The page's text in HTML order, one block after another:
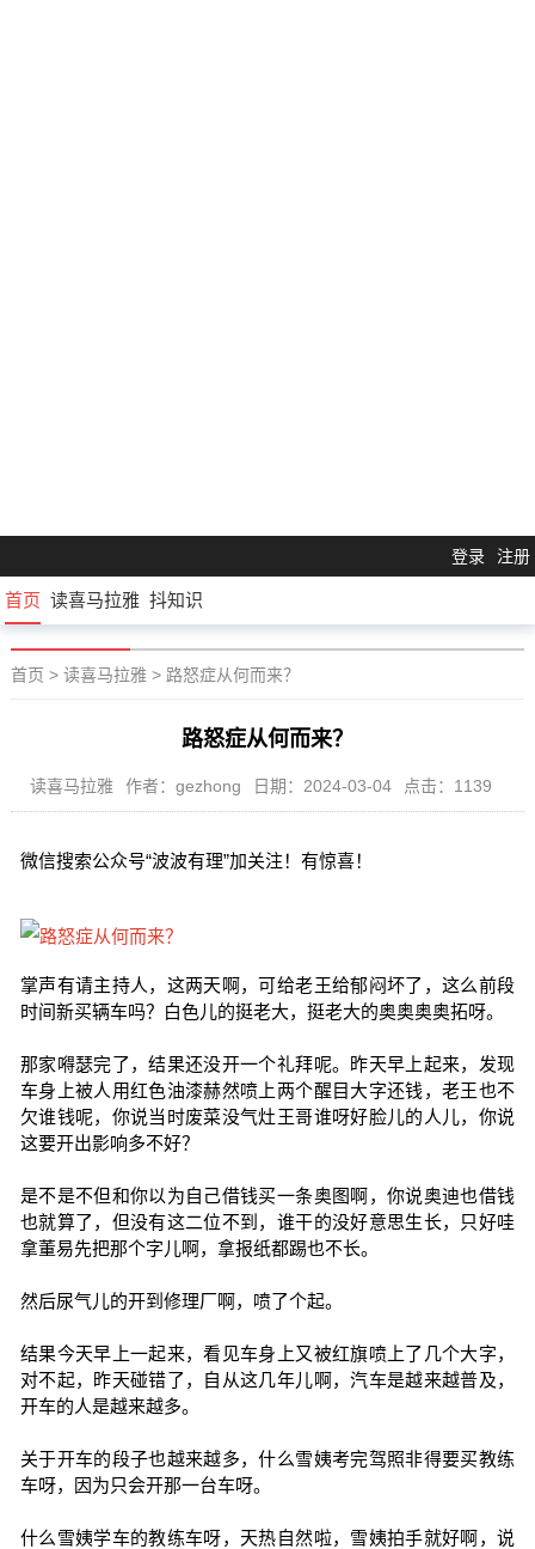
登录 注册
首页 读喜马拉雅 抖知识
首页 > 读喜马拉雅> 路怒症从何而来？
路怒症从何而来？
读喜马拉雅 作者：gezhong 日期：2024-03-04 点击：1139
微信搜索公众号“波波有理”加关注！有惊喜！
掌声有请主持人，这两天啊，可给老王给郁闷坏了，这么前段
时间新买辆车吗？白色儿的挺老大，挺老大的奥奥奥奥拓呀。
那家嘚瑟完了，结果还没开一个礼拜呢。昨天早上起来，发现
车身上被人用红色油漆赫然喷上两个醒目大字还钱，老王也不
欠谁钱呢，你说当时废菜没气灶王哥谁呀好脸儿的人儿，你说
这要开出影响多不好？
是不是不但和你以为自己借钱买一条奥图啊，你说奥迪也借钱
也就算了，但没有这二位不到，谁干的没好意思生长，只好哇
拿董易先把那个字儿啊，拿报纸都踢也不长。
然后尿气儿的开到修理厂啊，喷了个起。
结果今天早上一起来，看见车身上又被红旗喷上了几个大字，
对不起，昨天碰错了，自从这几年儿啊，汽车是越来越普及，
开车的人是越来越多。
关于开车的段子也越来越多，什么雪姨考完驾照非得要买教练
车呀，因为只会开那一台车呀。
什么雪姨学车的教练车呀，天热自然啦，雪姨拍手就好啊，说